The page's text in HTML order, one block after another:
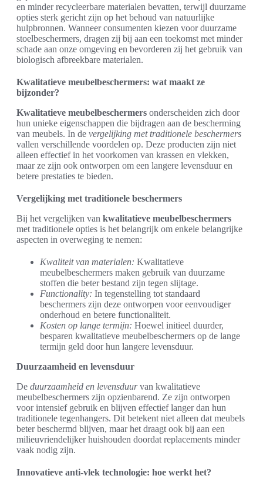
en minder recycleerbare materialen bevatten, terwijl duurzame
opties sterk gericht zijn op het behoud van natuurlijke
hulpbronnen. Wanneer consumenten kiezen voor duurzame
stoelbeschermers, dragen zij bij aan een toekomst met minder
schade aan onze omgeving en bevorderen zij het gebruik van
biologisch afbreekbare materialen.
Kwalitatieve meubelbeschermers: wat maakt ze
bijzonder?
Kwalitatieve meubelbeschermers onderscheiden zich door
hun unieke eigenschappen die bijdragen aan de bescherming
van meubels. In de vergelijking met traditionele beschermers
vallen verschillende voordelen op. Deze producten zijn niet
alleen effectief in het voorkomen van krassen en vlekken,
maar ze zijn ook ontworpen om een langere levensduur en
betere prestaties te bieden.
Vergelijking met traditionele beschermers
Bij het vergelijken van kwalitatieve meubelbeschermers
met traditionele opties is het belangrijk om enkele belangrijke
aspecten in overweging te nemen:
Kwaliteit van materialen: Kwalitatieve
meubelbeschermers maken gebruik van duurzame
stoffen die beter bestand zijn tegen slijtage.
Functionality: In tegenstelling tot standaard
beschermers zijn deze ontworpen voor eenvoudiger
onderhoud en betere functionaliteit.
Kosten op lange termijn: Hoewel initieel duurder,
besparen kwalitatieve meubelbeschermers op de lange
termijn geld door hun langere levensduur.
Duurzaamheid en levensduur
De duurzaamheid en levensduurvan kwalitatieve
meubelbeschermers zijn opzienbarend. Ze zijn ontworpen
voor intensief gebruik en blijven effectief langer dan hun
traditionele tegenhangers. Dit betekent niet alleen dat meubels
beter beschermd blijven, maar het draagt ook bij aan een
milieuvriendelijker huishouden doordat replacements minder
vaak nodig zijn.
Innovatieve anti-vlek technologie: hoe werkt het?